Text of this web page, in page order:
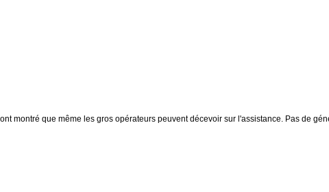
montré que même les gros opérateurs peuvent décevoir sur l'assistance. Pas de